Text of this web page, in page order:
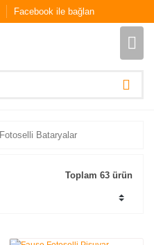
Facebook ile bağlan
Fotoselli Bataryalar
Toplam 63 ürün